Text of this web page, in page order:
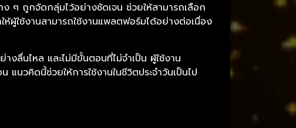
ๆ ถูกจัดกลุ่มไว้อย่างชัดเจน ช่วยให้สามารถเลือก
ใช้งานสามารถใช้งานแพลตฟอร์มได้อย่างต่อเนื่อง
งลื่นไหล และไม่มีขั้นตอนที่ไม่จำเป็น ผู้ใช้งาน
นวคิดนี้ช่วยให้การใช้งานในชีวิตประจำวันเป็นไป